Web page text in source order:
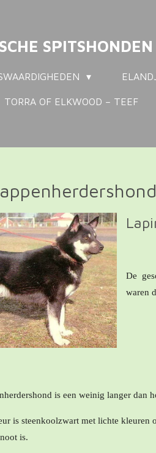
SPITSHONDEN
TORRA OF ELKWOOD – TEEF
De
waren
is een weinig langer dan
is steenkoolzwart met lichte
is.